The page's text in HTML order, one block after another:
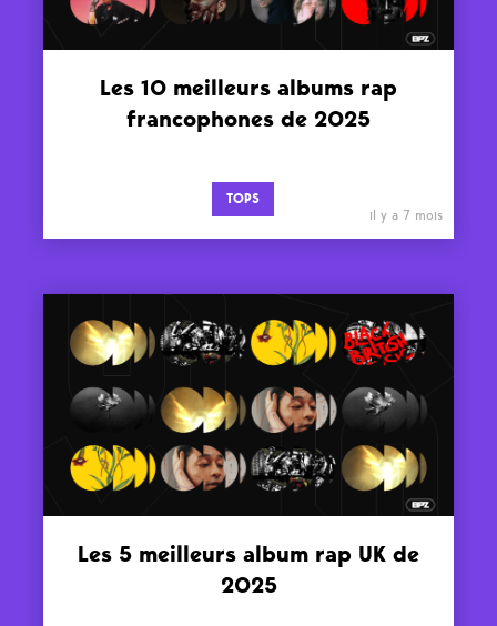
Les 10 meilleurs albums rap
francophones de 2025
TOPS
il y a 7 mois
Les 5 meilleurs album rap UK de
2025